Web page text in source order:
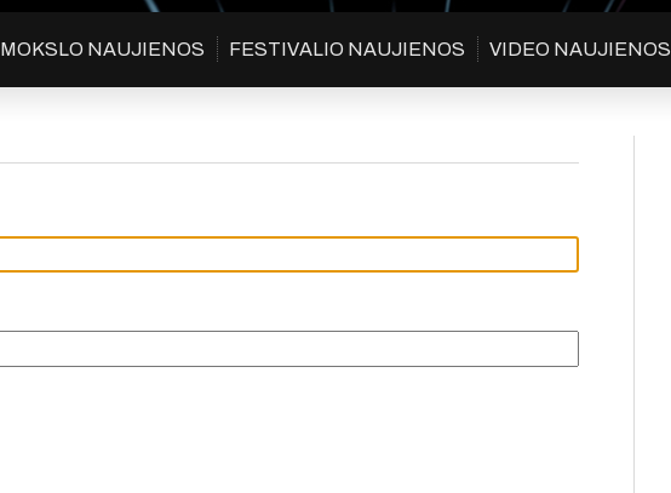
MOKSLO NAUJIENOS FESTIVALIO NAUJIENOS VIDEO NAUJIENOS